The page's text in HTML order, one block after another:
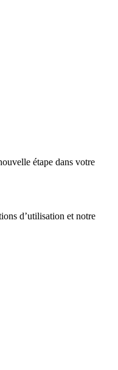
étape dans votre
d’utilisation et notre